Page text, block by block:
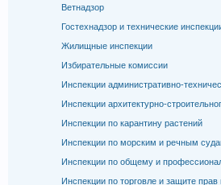
Ветнадзор
Гостехнадзор и технические
Жилищные инспекции
Избирательные комиссии
Инспекции административно-
Инспекции архитектурно-
Инспекции по карантину растений
Инспекции по морским и речным
Инспекции по общему и
Инспекции по торговле и защите прав